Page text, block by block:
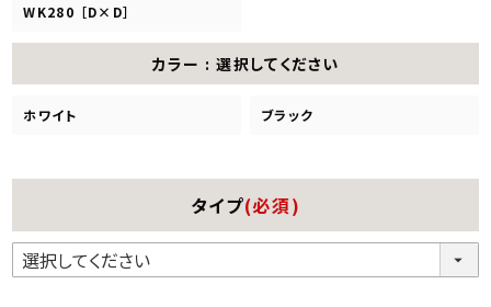
WK280 ［D×D］
カラー 選択してください
ホワイト ブラック
タイプ(必須)